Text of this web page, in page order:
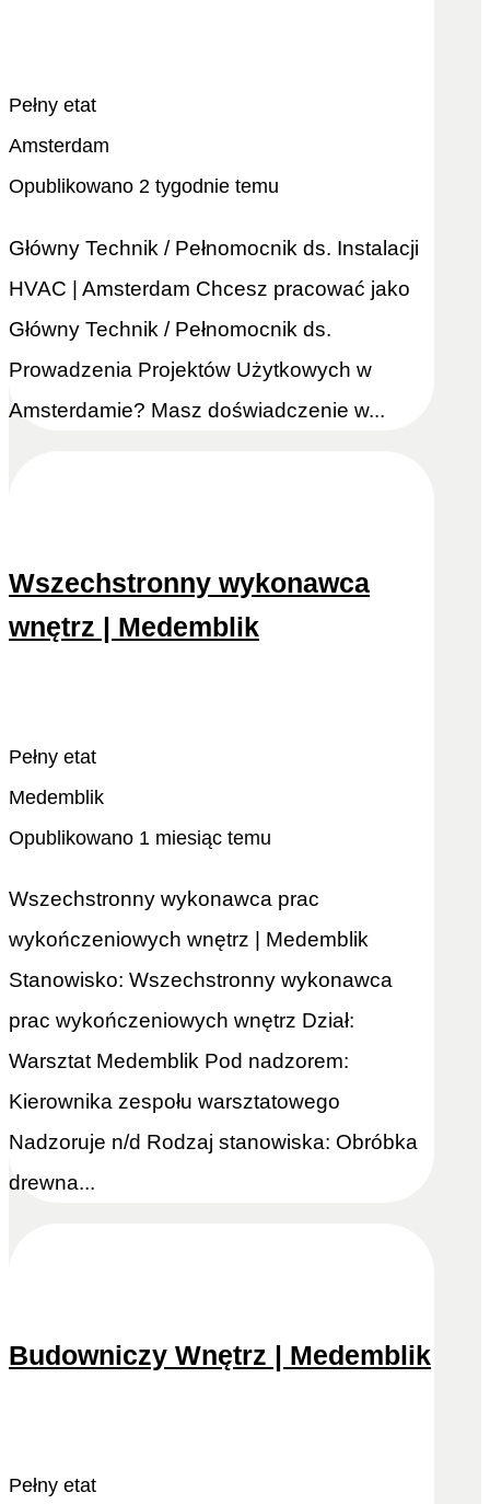
Pełny etat
Amsterdam
Opublikowano 2 tygodnie temu
Główny Technik / Pełnomocnik ds. Instalacji
HVAC | Amsterdam Chcesz pracować jako
Główny Technik / Pełnomocnik ds.
Prowadzenia Projektów Użytkowych w
Amsterdamie? Masz doświadczenie w...
Wszechstronny wykonawca
wnętrz | Medemblik
Pełny etat
Medemblik
Opublikowano 1 miesiąc temu
Wszechstronny wykonawca prac
wykończeniowych wnętrz | Medemblik
Stanowisko: Wszechstronny wykonawca
prac wykończeniowych wnętrz Dział:
Warsztat Medemblik Pod nadzorem:
Kierownika zespołu warsztatowego
Nadzoruje n/d Rodzaj stanowiska: Obróbka
drewna...
Budowniczy Wnętrz | Medemblik
Pełny etat